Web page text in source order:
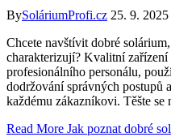
BySoláriumProfi.cz 25. 9. 2025
Chcete navštívit dobré
charakterizují? Kvalitní zařízení
profesionálního personálu,
dodržování správných postupů
každému zákazníkovi. Těšte se
Read More Jak poznat dobré